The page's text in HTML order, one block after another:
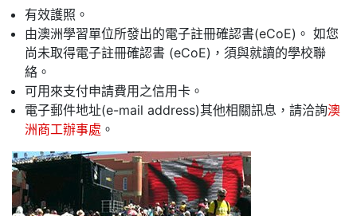
有效護照。
由澳洲學習單位所發出的電子註冊確認書(eCoE)。 如您
尚未取得電子註冊確認書 (eCoE)，須與就讀的學校聯
絡。
可用來支付申請費用之信用卡。
電子郵件地址(e-mail address)其他相關訊息，請洽詢澳
洲商工辦事處 。